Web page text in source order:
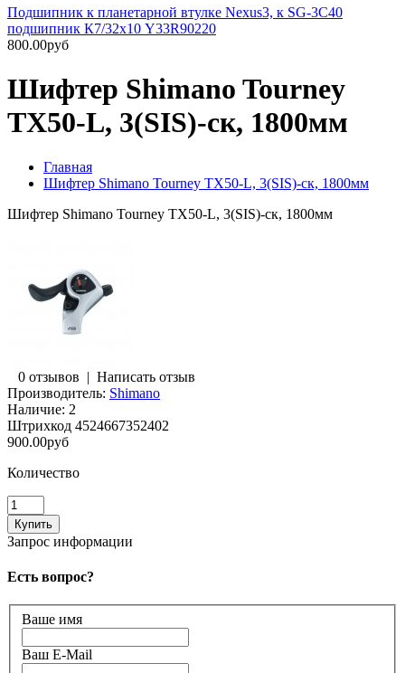
Подшипник к планетарной втулке Nexus3, к SG-3C40
подшипник К7/32х10 Y33R90220
800.00руб
Шифтер Shimano Tourney
TX50-L, 3(SIS)-ск, 1800мм
Главная
Шифтер Shimano Tourney TX50-L, 3(SIS)-ск, 1800мм
Шифтер Shimano Tourney TX50-L, 3(SIS)-ск, 1800мм
0 отзывов | Написать отзыв
Производитель: Shimano
Наличие: 2
Штрихкод 4524667352402
900.00руб
Количество
Запрос информации
Есть вопрос?
Ваше имя
Ваш E-Mail